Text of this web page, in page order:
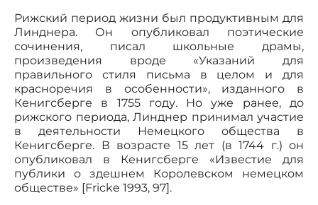
Рижский период жизни был продуктивным для
Линднера. Он опубликовал поэтические
сочинения, писал школьные драмы,
произведения вроде «Указаний для
правильного стиля письма в целом и для
красноречия в особенности», изданного в
Кенигсберге в 1755 году. Но уже ранее, до
рижского периода, Линднер принимал участие
в деятельности Немецкого общества в
Кенигсберге. В возрасте 15 лет (в 1744 г.) он
опубликовал в Кенигсберге «Известие для
публики о здешнем Королевском немецком
обществе» [Fricke 1993, 97].